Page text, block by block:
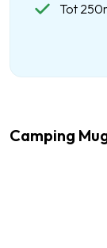
Tot
Camping